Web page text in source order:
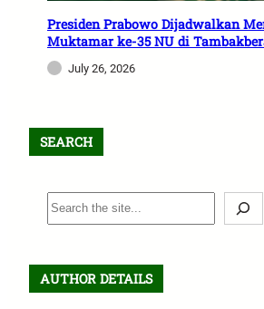
Presiden Prabowo Dijadwalkan
Muktamar ke-35 NU di
July 26, 2026
SEARCH
S
e
r
c
AUTHOR DETAILS